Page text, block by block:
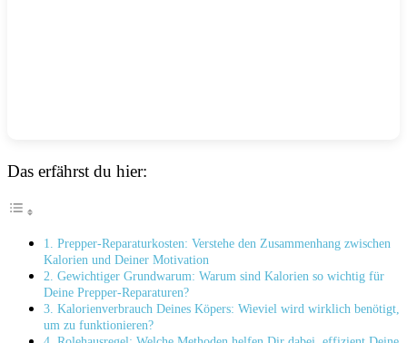
Das erfährst du hier:
1. Prepper-Reparaturkosten: Verstehe den Zusammenhang zwischen
Kalorien und Deiner Motivation
2. Gewichtiger Grundwarum: Warum sind Kalorien so wichtig für
Deine Prepper-Reparaturen?
3. Kalorienverbrauch Deines Köpers: Wieviel wird wirklich benötigt,
um zu funktionieren?